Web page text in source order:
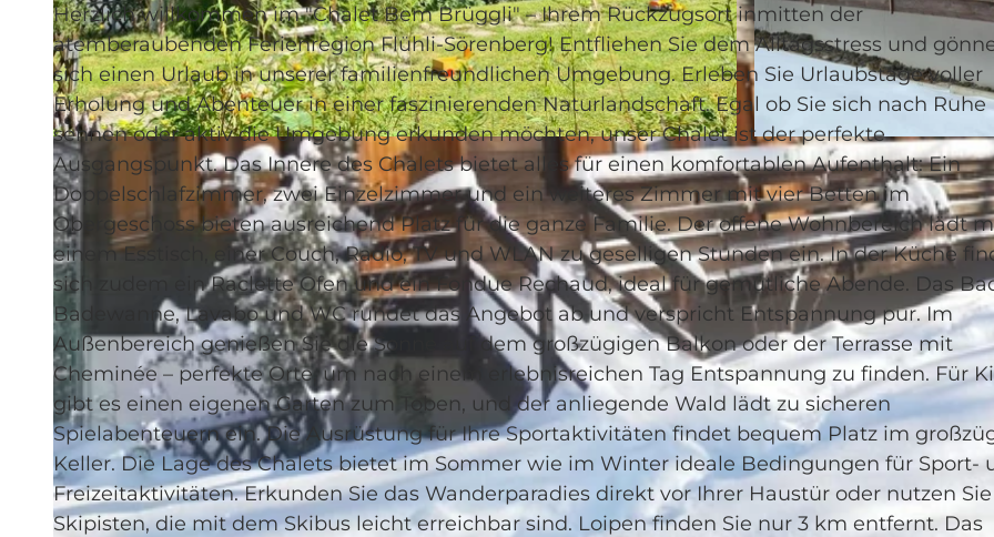
© swisshotel © swisshotel
Herzlich willkommen im "Chalet Bem Brüggli" – Ihrem Rückzugsort inmitten der
atemberaubenden Ferienregion Flühli-Sörenberg! Entfliehen Sie dem Alltagsstress und
sich einen Urlaub in unserer familienfreundlichen Umgebung. Erleben Sie Urlaubstage voller
Erholung und Abenteuer in einer faszinierenden Naturlandschaft. Egal ob Sie sich nach Ruhe
sehnen oder aktiv die Umgebung erkunden möchten, unser Chalet ist der perfekte
Ausgangspunkt. Das Innere des Chalets bietet alles für einen komfortablen Aufenthalt: Ein
Doppelschlafzimmer, zwei Einzelzimmer und ein weiteres Zimmer mit vier Betten im
Obergeschoss bieten ausreichend Platz für die ganze Familie. Der offene Wohnbereich lädt
einem Esstisch, einer Couch, Radio, TV und WLAN zu geselligen Stunden ein. In der Küche
sich zudem ein Raclette Ofen und ein Fondue Rechaud, ideal für gemütliche Abende. Das
Badewanne, Lavabo und WC rundet das Angebot ab und verspricht Entspannung pur. Im
Außenbereich genießen Sie die Sonne auf dem großzügigen Balkon oder der Terrasse mit
Cheminée – perfekte Orte, um nach einem erlebnisreichen Tag Entspannung zu finden. Für
gibt es einen eigenen Garten zum Toben, und der anliegende Wald lädt zu sicheren
Spielabenteuern ein. Die Ausrüstung für Ihre Sportaktivitäten findet bequem Platz im
Keller. Die Lage des Chalets bietet im Sommer wie im Winter ideale Bedingungen für Sport-
Freizeitaktivitäten. Erkunden Sie das Wanderparadies direkt vor Ihrer Haustür oder nutzen
Skipisten, die mit dem Skibus leicht erreichbar sind. Loipen finden Sie nur 3 km entfernt. Das